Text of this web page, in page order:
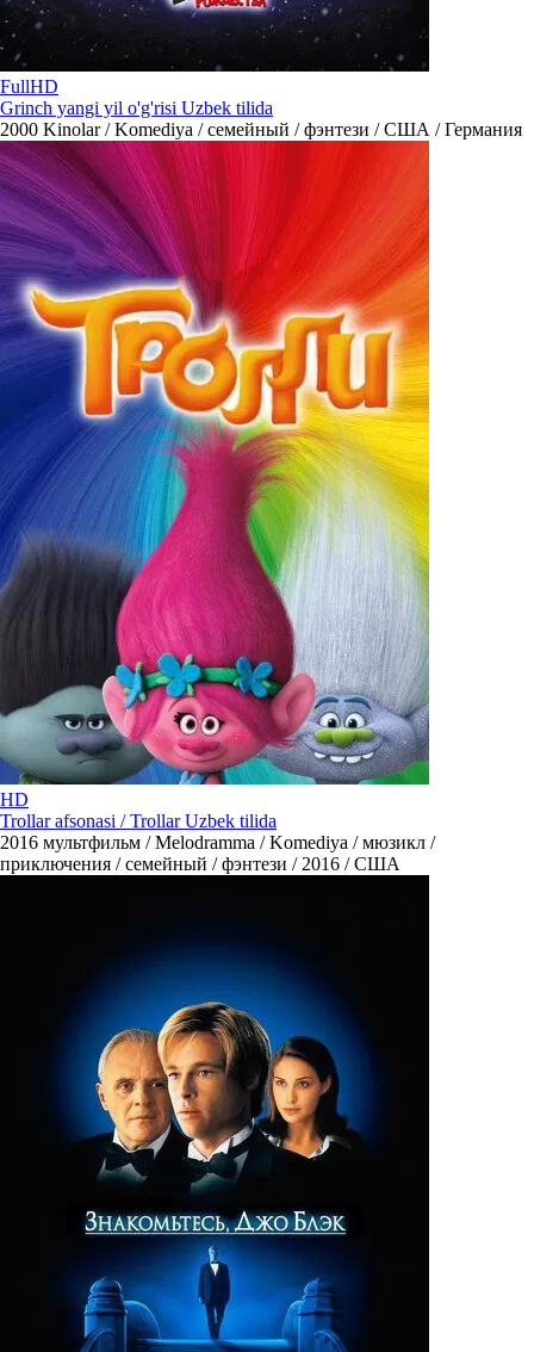
FullHD
Grinch yangi yil o'g'risi Uzbek tilida
2000 Kinolar / Komediya / семейный / фэнтези / США / Германия
HD
Trollar afsonasi / Trollar Uzbek tilida
2016 мультфильм / Melodramma / Komediya / мюзикл /
приключения / семейный / фэнтези / 2016 / США